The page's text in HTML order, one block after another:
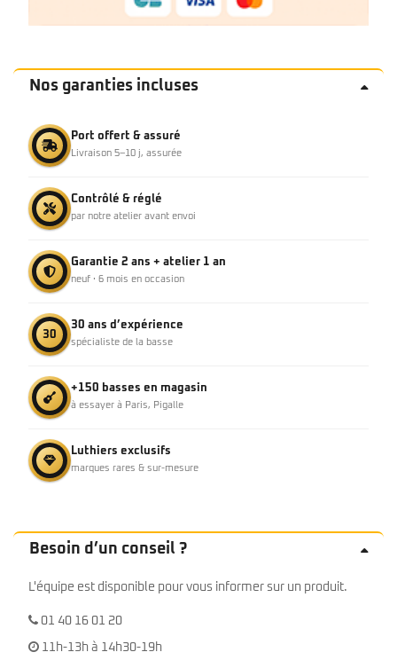
Nos garanties incluses
Port offert & assuré
Livraison 5–10 j, assurée
Contrôlé & réglé
par notre atelier avant envoi
Garantie 2 ans + atelier 1 an
neuf · 6 mois en occasion
30
30 ans d’expérience
spécialiste de la basse
+150 basses en magasin
à essayer à Paris, Pigalle
Luthiers exclusifs
marques rares & sur-mesure
Besoin d’un conseil ?
L'équipe est disponible pour vous informer sur un produit.
01 40 16 01 20
11h-13h à 14h30-19h